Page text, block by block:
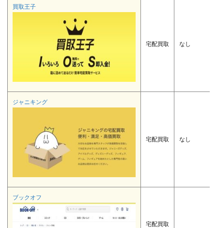
買取王子
宅配買取 なし
ジャニキング
宅配買取 なし
ブックオフ
宅配買取